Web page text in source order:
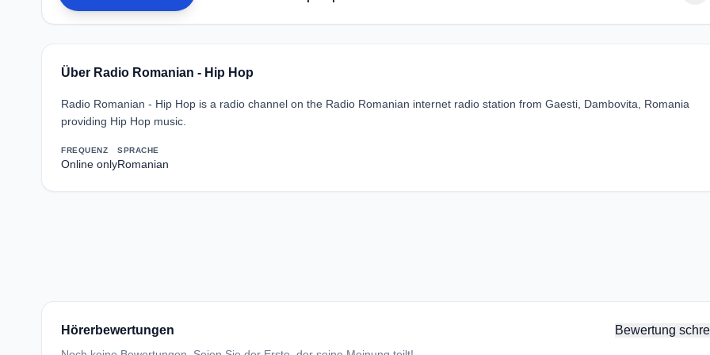
Über Radio Romanian - Hip Hop
Radio Romanian - Hip Hop is a radio channel on the Radio Romanian internet radio station from Gaesti, Dambovita, Romania
providing Hip Hop music.
FREQUENZ
Online only
SPRACHE
Romanian
Hörerbewertungen Bewertung